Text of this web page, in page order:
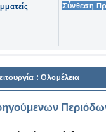
Σύνθεση
: Ολομέλεια